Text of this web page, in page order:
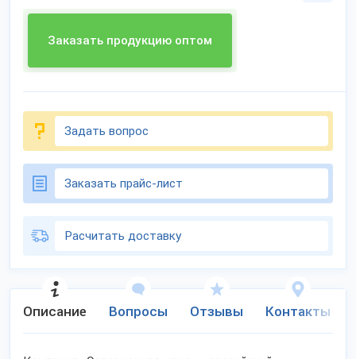
Заказать продукцию оптом
Задать вопрос
Заказать прайс-лист
Расчитать доставку
Описание Вопросы Отзывы Контакты